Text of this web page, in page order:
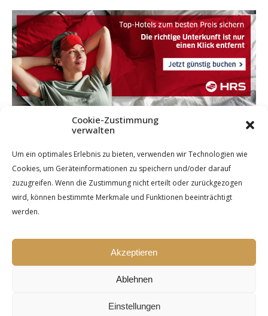
Cookie-Zustimmung
verwalten
Um ein optimales Erlebnis zu bieten, verwenden wir Technologien wie
Cookies, um Geräteinformationen zu speichern und/oder darauf
zuzugreifen. Wenn die Zustimmung nicht erteilt oder zurückgezogen
wird, können bestimmte Merkmale und Funktionen beeinträchtigt
werden.
Akzeptieren
Ablehnen
Einstellungen
Ashe Theme by Royal-Flush - 2026 ©